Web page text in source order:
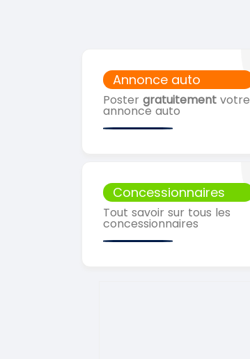
Annonce auto
Poster gratuitement votre
annonce auto
Concessionnaires
Tout savoir sur tous les
concessionnaires